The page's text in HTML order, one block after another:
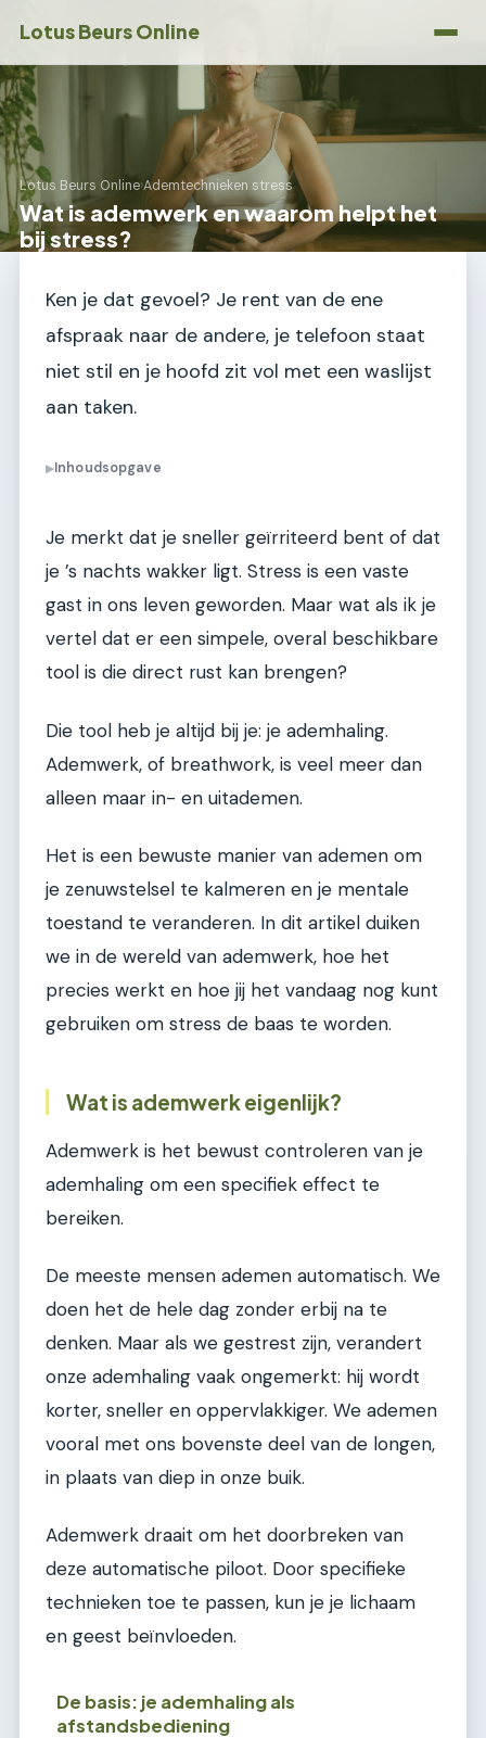
Lotus Beurs Online
Lotus Beurs Online›Ademtechnieken stress
Wat is ademwerk en waarom helpt het
bij stress?
Ken je dat gevoel? Je rent van de ene
afspraak naar de andere, je telefoon staat
niet stil en je hoofd zit vol met een waslijst
aan taken.
▶Inhoudsopgave
Je merkt dat je sneller geïrriteerd bent of dat
je ’s nachts wakker ligt. Stress is een vaste
gast in ons leven geworden. Maar wat als ik je
vertel dat er een simpele, overal beschikbare
tool is die direct rust kan brengen?
Die tool heb je altijd bij je: je ademhaling.
Ademwerk, of breathwork, is veel meer dan
alleen maar in- en uitademen.
Het is een bewuste manier van ademen om
je zenuwstelsel te kalmeren en je mentale
toestand te veranderen. In dit artikel duiken
we in de wereld van ademwerk, hoe het
precies werkt en hoe jij het vandaag nog kunt
gebruiken om stress de baas te worden.
Wat is ademwerk eigenlijk?
Ademwerk is het bewust controleren van je
ademhaling om een specifiek effect te
bereiken.
De meeste mensen ademen automatisch. We
doen het de hele dag zonder erbij na te
denken. Maar als we gestrest zijn, verandert
onze ademhaling vaak ongemerkt: hij wordt
korter, sneller en oppervlakkiger. We ademen
vooral met ons bovenste deel van de longen,
in plaats van diep in onze buik.
Ademwerk draait om het doorbreken van
deze automatische piloot. Door specifieke
technieken toe te passen, kun je je lichaam
en geest beïnvloeden.
De basis: je ademhaling als
afstandsbediening